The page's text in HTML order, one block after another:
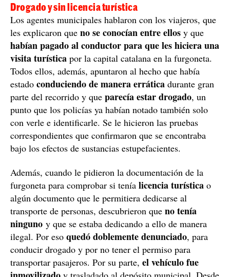
Drogado y sin licencia turística
Los agentes municipales hablaron con los viajeros, que
les explicaron que no se conocían entre ellos y que
habían pagado al conductor para que les hiciera una
visita turística por la capital catalana en la furgoneta.
Todos ellos, además, apuntaron al hecho que había
estado conduciendo de manera errática durante gran
parte del recorrido y que parecía estar drogado, un
punto que los policías ya habían notado también solo
con verle e identificarle. Se le hicieron las pruebas
correspondientes que confirmaron que se encontraba
bajo los efectos de sustancias estupefacientes.
Además, cuando le pidieron la documentación de la
furgoneta para comprobar si tenía licencia turística o
algún documento que le permitiera dedicarse al
transporte de personas, descubrieron que no tenía
ninguno y que se estaba dedicando a ello de manera
ilegal. Por eso quedó doblemente denunciado, para
conducir drogado y por no tener el permiso para
transportar pasajeros. Por su parte, el vehículo fue